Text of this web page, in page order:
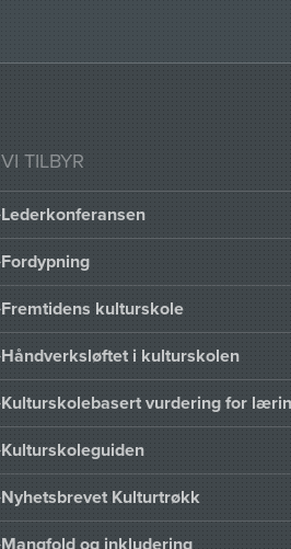
VI TILBYR
Lederkonferansen
Fordypning
Fremtidens kulturskole
Håndverksløftet i kulturskolen
Kulturskolebasert vurdering for
Kulturskoleguiden
Nyhetsbrevet Kulturtrøkk